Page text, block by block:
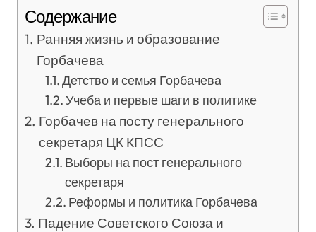
Содержание
Ранняя жизнь и образование
Горбачева
Детство и семья Горбачева
Учеба и первые шаги в политике
Горбачев на посту генерального
секретаря ЦК КПСС
Выборы на пост генерального
секретаря
Реформы и политика Горбачева
Падение Советского Союза и